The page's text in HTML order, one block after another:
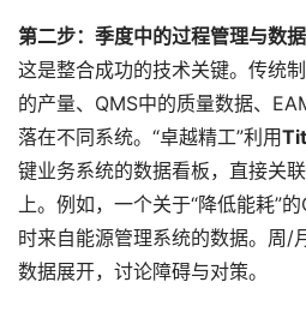
第二步：季度中的过程管理与数
这是整合成功的技术关键。传统
的产量、QMS中的质量数据、
落在不同系统。“卓越精工”利用
键业务系统的数据看板，直接关
上。例如，一个关于“降低能耗”
时来自能源管理系统的数据。周/
数据展开，讨论障碍与对策。